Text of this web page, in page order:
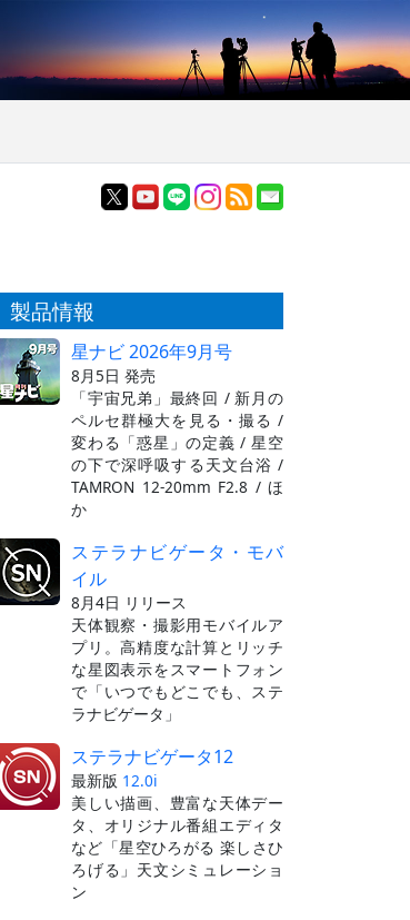
製品情報
星ナビ 2026年9月号
8月5日 発売
「宇宙兄弟」最終回 / 新月の
ペルセ群極大を見る・撮る /
変わる「惑星」の定義 / 星空
の下で深呼吸する天文台浴 /
TAMRON 12-20mm F2.8 / ほ
か
ステラナビゲータ・モバ
イル
8月4日 リリース
天体観察・撮影用モバイルア
プリ。高精度な計算とリッチ
な星図表示をスマートフォン
で「いつでもどこでも、ステ
ラナビゲータ」
ステラナビゲータ12
最新版 12.0i
美しい描画、豊富な天体デー
タ、オリジナル番組エディタ
など「星空ひろがる 楽しさひ
ろげる」天文シミュレーショ
ン